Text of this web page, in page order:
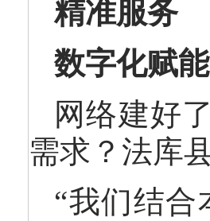
精准服务
数字化赋
网络建好
需求？法库
“我们结合